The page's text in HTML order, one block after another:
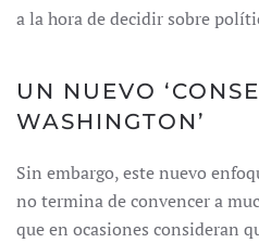
a la hora de decidir sobre
UN NUEVO
WASHINGTON’
Sin embargo, este nuevo
no termina de convencer a
que en ocasiones consideran